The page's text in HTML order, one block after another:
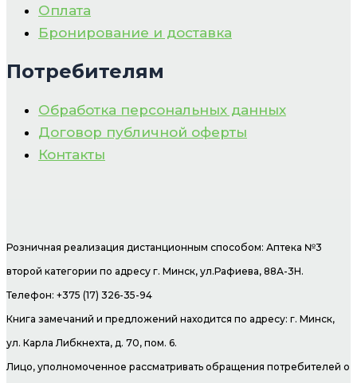
Оплата
Бронирование и доставка
Потребителям
Обработка персональных данных
Договор публичной оферты
Контакты
Розничная реализация дистанционным способом: Аптека №3
второй категории по адресу г. Минск, ул.Рафиева, 88А-3Н.
Телефон: +375 (17) 326-35-94
Книга замечаний и предложений находится по адресу: г. Минск,
ул. Карла Либкнехта, д. 70, пом. 6.
Лицо, уполномоченное рассматривать обращения потребителей о